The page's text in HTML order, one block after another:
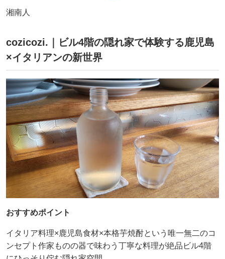
湘南人
cozicozi.｜ビル4階の隠れ家で体験する鹿児島
×イタリアンの新世界
おすすめポイント
イタリア料理×鹿児島食材×本格芋焼酎という唯一無二のコ
ンセプト作家ものの器で味わう丁寧な料理が絶品ビル4階